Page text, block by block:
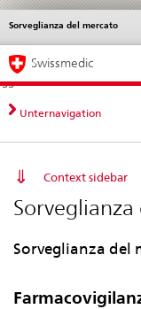
Navigazione
diretta:
novità,
aspetti
contatto
Novità &
Sorveglianza del mercato
Service
Navigation
Swissmedic
Unternavigation
Context sidebar
Sorveglianza del